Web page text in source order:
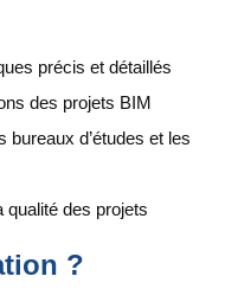
précis et détaillés
des projets BIM
d’études et les
qualité des projets
?